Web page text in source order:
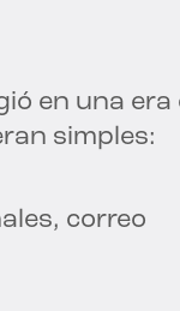
en una era
simples:
correo